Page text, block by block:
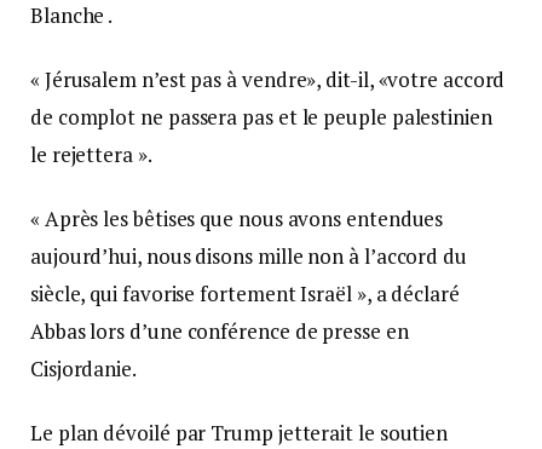
Blanche .
« Jérusalem n’est pas à vendre», dit-il, «votre accord
de complot ne passera pas et le peuple palestinien
le rejettera ».
« Après les bêtises que nous avons entendues
aujourd’hui, nous disons mille non à l’accord du
siècle, qui favorise fortement Israël », a déclaré
Abbas lors d’une conférence de presse en
Cisjordanie.
Le plan dévoilé par Trump jetterait le soutien